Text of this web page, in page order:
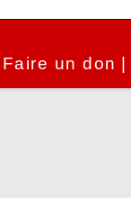
Faire un don